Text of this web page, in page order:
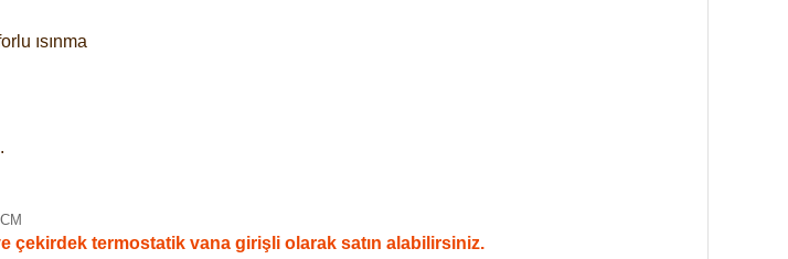
ısınma
termostatik vana girişli olarak satın alabilirsiniz.